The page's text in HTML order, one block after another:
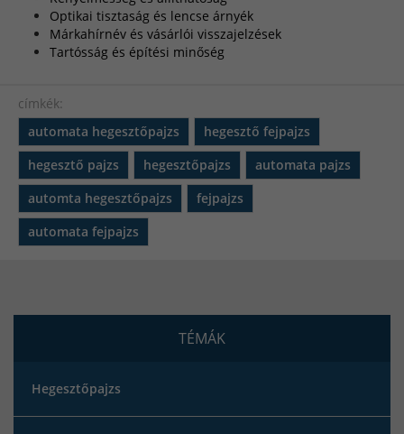
Optikai tisztaság és lencse árnyék
Márkahírnév és vásárlói visszajelzések
Tartósság és építési minőség
címkék:
automata hegesztőpajzs
hegesztő fejpajzs
hegesztő pajzs
hegesztőpajzs
automata pajzs
automta hegesztőpajzs
fejpajzs
automata fejpajzs
TÉMÁK
Hegesztőpajzs